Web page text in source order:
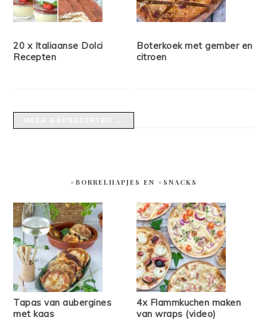
20 x Italiaanse Dolci
Recepten
Boterkoek met gember en
citroen
#BORRELHAPJES EN #SNACKS
Tapas van aubergines
met kaas
4x Flammkuchen maken
van wraps (video)